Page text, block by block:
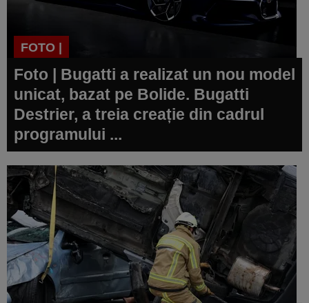
FOTO |
Foto | Bugatti a realizat un nou model
unicat, bazat pe Bolide. Bugatti
Destrier, a treia creație din cadrul
programului ...